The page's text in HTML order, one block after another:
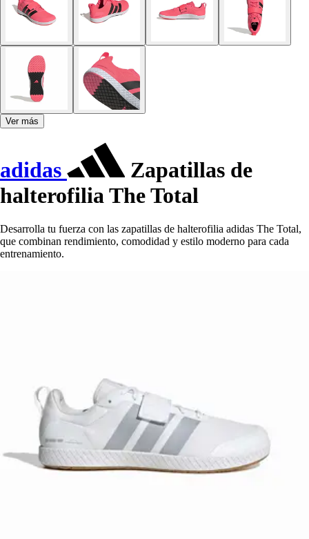
Ver más
adidas
Zapatillas de
halterofilia The Total
Desarrolla tu fuerza con las zapatillas de halterofilia adidas The Total,
que combinan rendimiento, comodidad y estilo moderno para cada
entrenamiento.